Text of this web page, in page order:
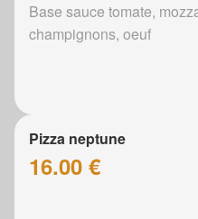
Base sauce tomate,
champignons, oeuf
Pizza neptune
16.00 €